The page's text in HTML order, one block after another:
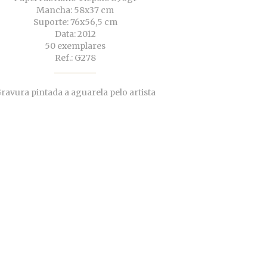
Mancha: 58x37 cm
Suporte: 76x56,5 cm
Data: 2012
50 exemplares
Ref.: G278
pintada a aguarela pelo artista